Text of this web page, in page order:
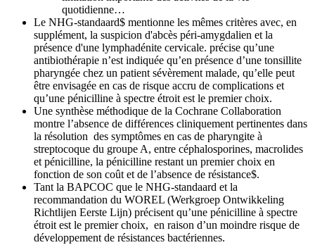
quotidienne…
Le NHG-standaard​​​​​​​​​​​​​​​​​​​​​​​$ ​ mentionne les mêmes critères avec, en
supplément, la suspicion d'abcès péri-amygdalien et la
présence d'une lymphadénite cervicale. précise qu’une
antibiothérapie n’est indiquée qu’en présence d’une tonsillite
pharyngée chez un patient sévèrement malade, qu’elle peut
être envisagée en cas de risque accru de complications et
qu’une pénicilline à spectre étroit est le premier choix.
Une synthèse méthodique de la Cochrane Collaboration
montre l’absence de différences cliniquement pertinentes dans
la résolution des symptômes en cas de pharyngite à
streptocoque du groupe A, entre céphalosporines, macrolides
et pénicilline, la pénicilline restant un premier choix en
fonction de son coût et de l’absence de résistance$​​​​​​​​​​​​​.
Tant la BAPCOC que le NHG-standaard​​​​​​​​​​​​ et la
recommandation du WOREL (Werkgroep Ontwikkeling
Richtlijen Eerste Lijn) précisent qu’une pénicilline à spectre
étroit est le premier choix, en raison d’un moindre risque de
développement de résistances bactériennes.